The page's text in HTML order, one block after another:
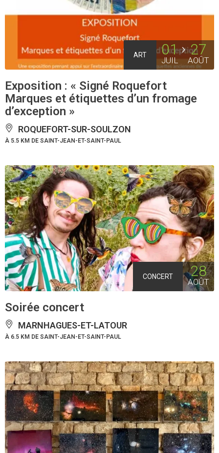
ART 01
JUIL
27
AOÛT
Exposition : « Signé Roquefort
Marques et étiquettes d’un fromage
d’exception »
ROQUEFORT-SUR-SOULZON
À 5.5 KM DE SAINT-JEAN-ET-SAINT-PAUL
CONCERT 28
AOÛT
Soirée concert
MARNHAGUES-ET-LATOUR
À 6.5 KM DE SAINT-JEAN-ET-SAINT-PAUL